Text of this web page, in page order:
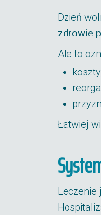
Dzień
zdrowie
Ale to
koszty,
Łatwiej
Leczenie